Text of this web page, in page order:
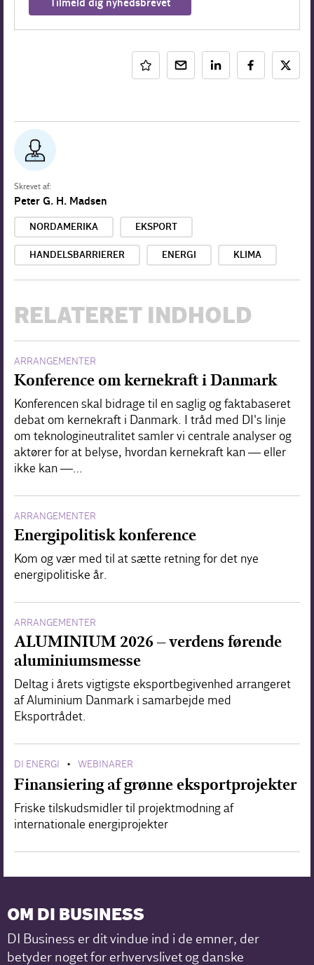
Tilmeld dig nyhedsbrevet
Skrevet af:
Peter G. H. Madsen
NORDAMERIKA EKSPORT
HANDELSBARRIERER ENERGI KLIMA
RELATERET INDHOLD
ARRANGEMENTER
Konference om kernekraft i Danmark
Konferencen skal bidrage til en saglig og faktabaseret
debat om kernekraft i Danmark. I tråd med DI's linje
om teknologineutralitet samler vi centrale analyser og
aktører for at belyse, hvordan kernekraft kan — eller
ikke kan —…
ARRANGEMENTER
Energipolitisk konference
Kom og vær med til at sætte retning for det nye
energipolitiske år.
ARRANGEMENTER
ALUMINIUM 2026 – verdens førende
aluminiumsmesse
Deltag i årets vigtigste eksportbegivenhed arrangeret
af Aluminium Danmark i samarbejde med
Eksportrådet.
DI ENERGI • WEBINARER
Finansiering af grønne eksportprojekter
Friske tilskudsmidler til projektmodning af
internationale energiprojekter
OM DI BUSINESS
DI Business er dit vindue ind i de emner, der
betyder noget for erhvervslivet og danske